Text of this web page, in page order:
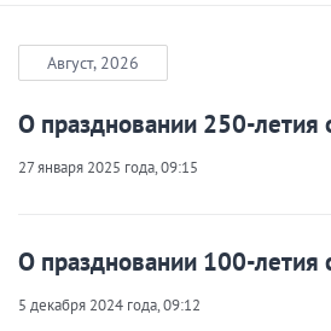
Август, 2026
О праздновании 250-летия
27 января 2025 года, 09:15
О праздновании 100-
5 декабря 2024 года, 09:12